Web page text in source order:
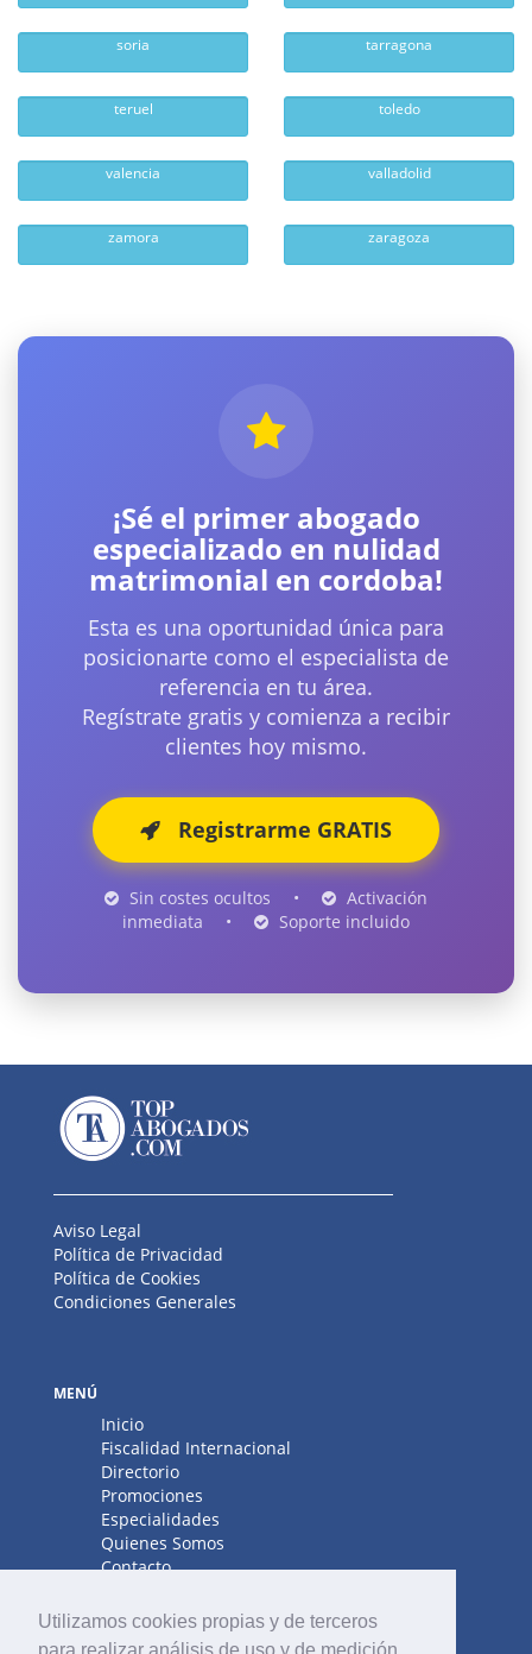
Utilizamos cookies propias y de terceros
soria tarragona
teruel toledo
valencia valladolid
zamora zaragoza
¡Sé el primer abogado
especializado en nulidad
matrimonial en cordoba!
Esta es una oportunidad única para
posicionarte como el especialista de
referencia en tu área.
Regístrate gratis y comienza a recibir
clientes hoy mismo.
Registrarme GRATIS
Sin costes ocultos •
Activación
inmediata
• Soporte incluido
Aviso Legal
Política de Privacidad
Política de Cookies
Condiciones Generales
MENÚ
Inicio
Fiscalidad Internacional
Directorio
Promociones
Especialidades
Quienes Somos
Contacto